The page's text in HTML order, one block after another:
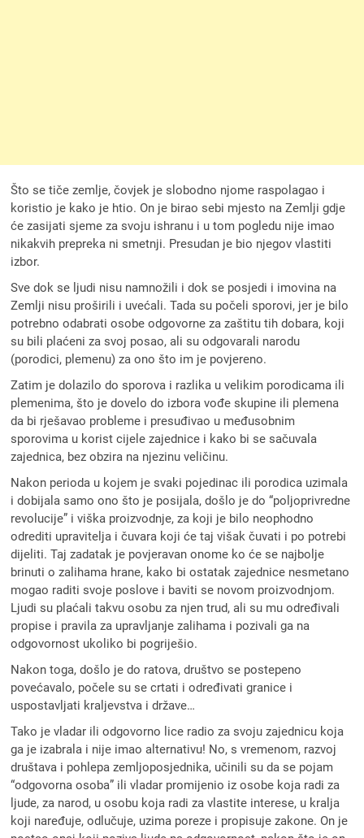
Što se tiče zemlje, čovjek je slobodno njome raspolagao i
koristio je kako je htio. On je birao sebi mjesto na Zemlji gdje
će zasijati sjeme za svoju ishranu i u tom pogledu nije imao
nikakvih prepreka ni smetnji. Presudan je bio njegov vlastiti
izbor.
Sve dok se ljudi nisu namnožili i dok se posjedi i imovina na
Zemlji nisu proširili i uvećali. Tada su počeli sporovi, jer je bilo
potrebno odabrati osobe odgovorne za zaštitu tih dobara, koji
su bili plaćeni za svoj posao, ali su odgovarali narodu
(porodici, plemenu) za ono što im je povjereno.
Zatim je dolazilo do sporova i razlika u velikim porodicama ili
plemenima, što je dovelo do izbora vođe skupine ili plemena
da bi rješavao probleme i presuđivao u međusobnim
sporovima u korist cijele zajednice i kako bi se sačuvala
zajednica, bez obzira na njezinu veličinu.
Nakon perioda u kojem je svaki pojedinac ili porodica uzimala
i dobijala samo ono što je posijala, došlo je do “poljoprivredne
revolucije” i viška proizvodnje, za koji je bilo neophodno
odrediti upravitelja i čuvara koji će taj višak čuvati i po potrebi
dijeliti. Taj zadatak je povjeravan onome ko će se najbolje
brinuti o zalihama hrane, kako bi ostatak zajednice nesmetano
mogao raditi svoje poslove i baviti se novom proizvodnjom.
Ljudi su plaćali takvu osobu za njen trud, ali su mu određivali
propise i pravila za upravljanje zalihama i pozivali ga na
odgovornost ukoliko bi pogriješio.
Nakon toga, došlo je do ratova, društvo se postepeno
povećavalo, počele su se crtati i određivati granice i
uspostavljati kraljevstva i države…
Tako je vladar ili odgovorno lice radio za svoju zajednicu koja
ga je izabrala i nije imao alternativu! No, s vremenom, razvoj
društava i pohlepa zemljoposjednika, učinili su da se pojam
“odgovorna osoba” ili vladar promijenio iz osobe koja radi za
ljude, za narod, u osobu koja radi za vlastite interese, u kralja
koji naređuje, odlučuje, uzima poreze i propisuje zakone. On je